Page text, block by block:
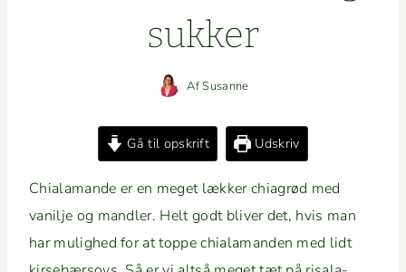
sukker
AfSusanne
Gå til opskrift Udskriv
Chiala­mande er en meget lækker chi­a­grød med
vanil­je og man­dler. Helt godt bliv­er det, hvis man
har mulighed for at toppe chiala­man­den med lidt